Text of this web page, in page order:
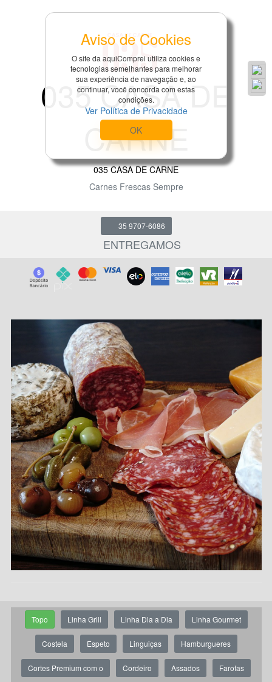
Aviso de Cookies
O site da aquiComprei utiliza cookies e
tecnologias semelhantes para melhorar
sua experiência de navegação e, ao
continuar, você concorda com estas
condições.
Ver Política de Privacidade
OK
035 CASA DE
CARNE
035 CASA DE CARNE
Carnes Frescas Sempre
35 9707-6086
ENTREGAMOS
Topo Linha Grill Linha Dia a Dia Linha Gourmet
Costela Espeto Linguiças Hamburgueres
Cortes Premium com o Cordeiro Assados Farofas